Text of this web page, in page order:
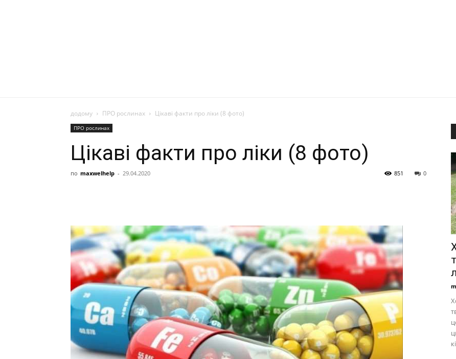
додому ПРО рослинах Цікаві факти про ліки (8 фото)
ПРО рослинах
Цікаві факти про ліки (8 фото)
по maxwelhelp - 29.04.2020 0
851